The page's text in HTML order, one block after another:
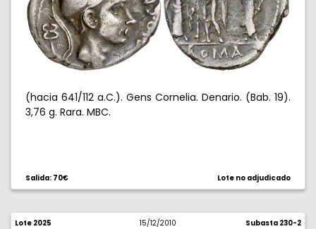
(hacia 641/112 a.C.). Gens Cornelia. Denario. (Bab. 19).
3,76 g. Rara. MBC.
Salida: 70€ Lote no adjudicado
Lote 2025 15/12/2010 Subasta 230-2